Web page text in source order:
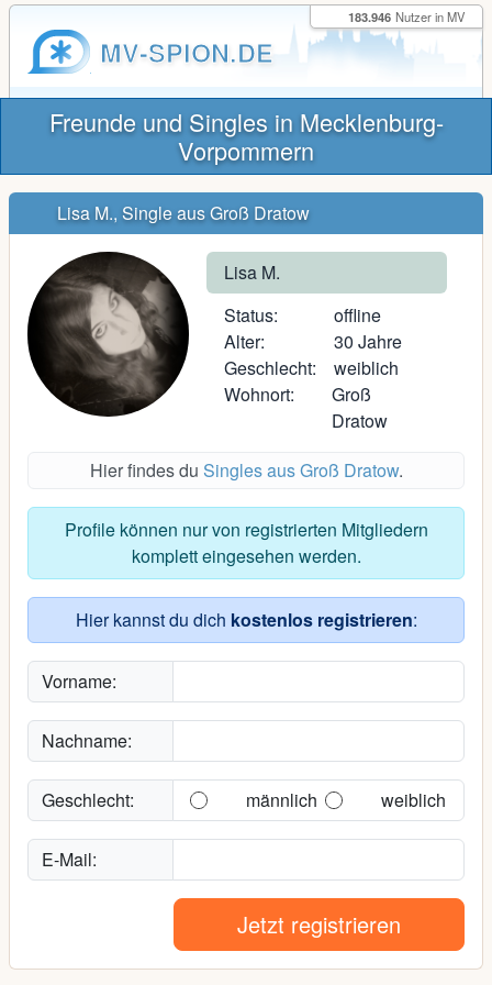
MV-SPION.DE
183.946 Nutzer in MV
Freunde und Singles in Mecklenburg-
Vorpommern
Lisa M., Single aus Groß Dratow
Lisa M.
Status:
offline
Alter:
30 Jahre
Geschlecht:
weiblich
Wohnort:
Groß
Dratow
Hier findes du Singles aus Groß Dratow.
Profile können nur von registrierten Mitgliedern
komplett eingesehen werden.
Hier kannst du dich kostenlos registrieren:
Vorname:
Nachname:
Geschlecht: männlich weiblich
E-Mail:
Jetzt registrieren